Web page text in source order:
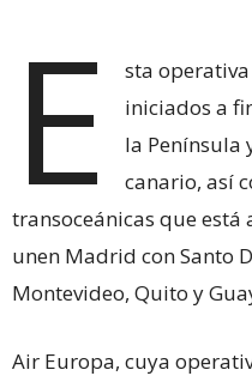
E
sta
iniciados a
la Península
canario, así
transoceánicas que
unen Madrid con Santo
Montevideo, Quito y
Air Europa, cuya